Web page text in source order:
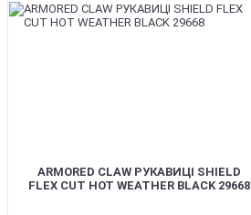
ARMORED CLAW РУКАВИЦІ SHIELD
FLEX CUT HOT WEATHER BLACK 29668